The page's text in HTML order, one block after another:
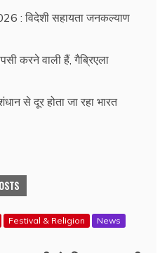
: विदेशी सहायता जनकल्याण
करने वाली हैं, गैब्रिएला
से दूर होता जा रहा भारत
Festival & Religion
News